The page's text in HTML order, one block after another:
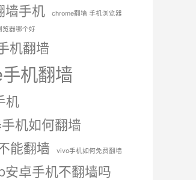
墙手机
chrome翻墙 手机浏览器
览器哪个好
机翻墙
机翻墙
机
机如何翻墙
能翻墙
vivo手机如何免费翻墙
卓手机不翻墙吗